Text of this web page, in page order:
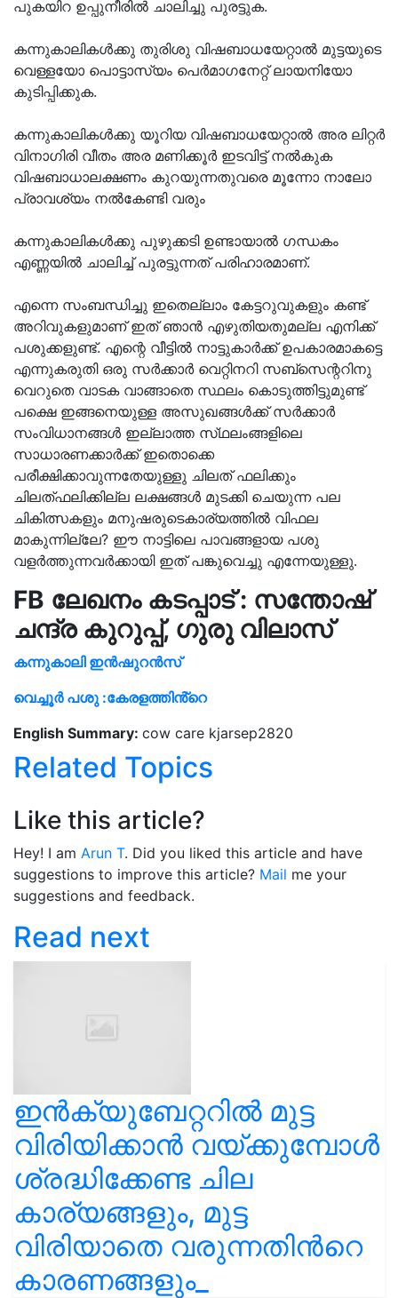
പുകയിറ ഉപ്പുനീരില്‍ ചാലിച്ചു പുരട്ടുക.
കന്നുകാലികള്‍ക്കു തുരിശു വിഷബാധയേറ്റാല്‍ മുട്ടയുടെ
വെള്ളയോ പൊട്ടാസ്യം പെര്‍മാഗനേറ്റ് ലായനിയോ
കുടിപ്പിക്കുക.
കന്നുകാലികള്‍ക്കു യൂറിയ വിഷബാധയേറ്റാല്‍ അര ലിറ്റര്‍
വിനാഗിരി വീതം അര മണിക്കൂര്‍ ഇടവിട്ട് നല്‍കുക
വിഷബാധാലക്ഷണം കുറയുന്നതുവരെ മൂന്നോ നാലോ
പ്രാവശ്യം നല്‍കേണ്ടി വരും
കന്നുകാലികള്‍ക്കു പുഴുക്കടി ഉണ്ടായാല്‍ ഗന്ധകം
എണ്ണയില്‍ ചാലിച്ച് പുരട്ടുന്നത് പരിഹാരമാണ്.
എന്നെ സംബന്ധിച്ചു ഇതെല്ലാം കേട്ടറുവുകളും കണ്ട്
അറിവുകളുമാണ് ഇത് ഞാൻ എഴുതിയതുമല്ല എനിക്ക്
പശുക്കളുണ്ട്. എന്റെ വീട്ടിൽ നാട്ടുകാർക്ക് ഉപകാരമാകട്ടെ
എന്നുകരുതി ഒരു സർക്കാർ വെറ്റിനറി സബ്സെന്ററിനു
വെറുതെ വാടക വാങ്ങാതെ സ്ഥലം കൊടുത്തിട്ടുമുണ്ട്
പക്ഷെ ഇങ്ങനെയുള്ള അസുഖങ്ങൾക്ക് സർക്കാർ
സംവിധാനങ്ങൾ ഇല്ലാത്ത സ്‌ഥലംങ്ങളിലെ
സാധാരണക്കാർക്ക് ഇതൊക്കെ
പരീക്ഷിക്കാവുന്നതേയുള്ളു ചിലത് ഫലിക്കും
ചിലത്‌ഫലിക്കില്ല ലക്ഷങ്ങൾ മുടക്കി ചെയുന്ന പല
ചികിത്സകളും മനുഷരുടെകാര്യത്തിൽ വിഫല
മാകുന്നില്ലേ? ഈ നാട്ടിലെ പാവങ്ങളായ പശു
വളർത്തുന്നവർക്കായി ഇത് പങ്കുവെച്ചു എന്നേയുള്ളു.
FB ലേഖനം കടപ്പാട് : സന്തോഷ്‌
ചന്ദ്ര കുറുപ്പ്, ഗുരു വിലാസ്
കന്നുകാലി ഇൻഷുറൻസ്
വെച്ചൂര്‍ പശു :കേരളത്തിൻ്റെ
English Summary: cow care kjarsep2820
Related Topics
Like this article?
Hey! I am Arun T. Did you liked this article and have
suggestions to improve this article? Mail me your
suggestions and feedback.
Read next
ഇൻക്യുബേറ്ററിൽ മുട്ട
വിരിയിക്കാൻ വയ്ക്കുമ്പോൾ
ശ്രദ്ധിക്കേണ്ട ചില
കാര്യങ്ങളും, മുട്ട
വിരിയാതെ വരുന്നതിൻറെ
കാരണങ്ങളും_